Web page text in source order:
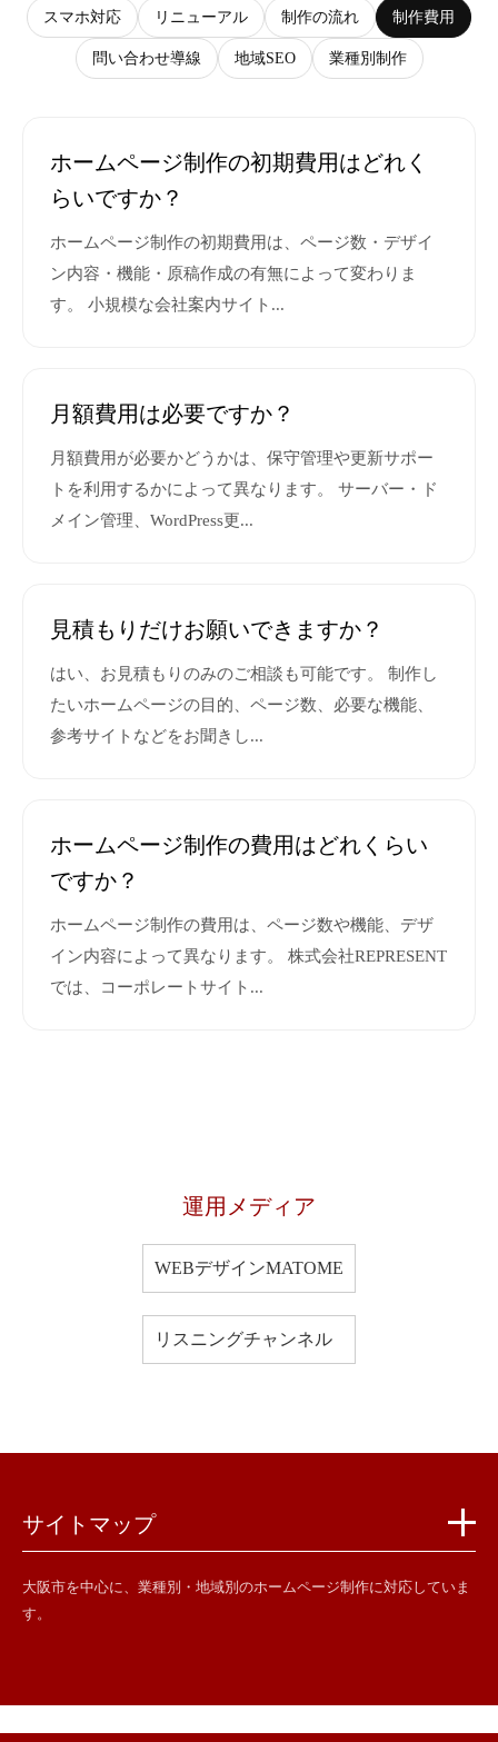
スマホ対応 リニューアル 制作の流れ 制作費用
問い合わせ導線 地域SEO 業種別制作
ホームページ制作の初期費用はどれく
らいですか？
ホームページ制作の初期費用は、ページ数・デザイ
ン内容・機能・原稿作成の有無によって変わりま
す。 小規模な会社案内サイト...
月額費用は必要ですか？
月額費用が必要かどうかは、保守管理や更新サポー
トを利用するかによって異なります。 サーバー・ド
メイン管理、WordPress更...
見積もりだけお願いできますか？
はい、お見積もりのみのご相談も可能です。 制作し
たいホームページの目的、ページ数、必要な機能、
参考サイトなどをお聞きし...
ホームページ制作の費用はどれくらい
ですか？
ホームページ制作の費用は、ページ数や機能、デザ
イン内容によって異なります。 株式会社REPRESENT
では、コーポレートサイト...
運用メディア
WEBデザインMATOME
リスニングチャンネル
サイトマップ
大阪市を中心に、業種別・地域別のホームページ制作に対応していま
す。